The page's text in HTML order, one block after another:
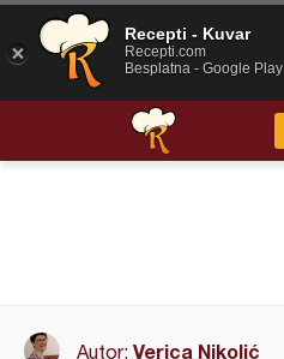
Autor: Verica Nikolić
Recepti - Kuvar
Recepti.com
Besplatna - Google Play